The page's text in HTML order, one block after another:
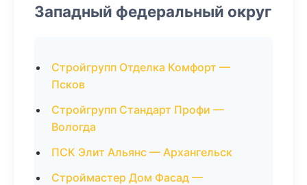
Западный федеральный округ
Стройгрупп Отделка Комфорт —
Псков
Стройгрупп Стандарт Профи —
Вологда
ПСК Элит Альянс — Архангельск
Строймастер Дом Фасад —